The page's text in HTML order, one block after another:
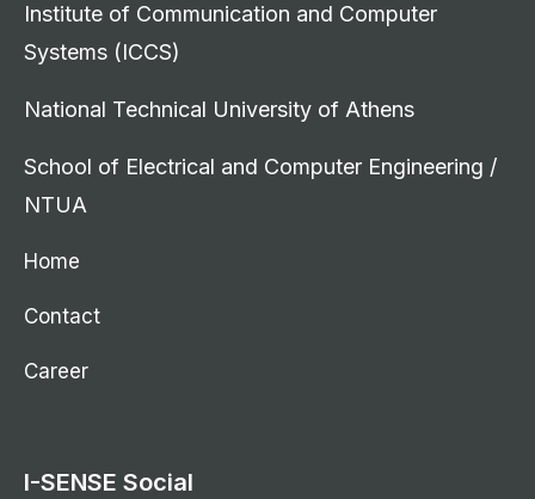
Institute of Communication and Computer
Systems (ICCS)
National Technical University of Athens
School of Electrical and Computer Engineering /
NTUA
Home
Contact
Career
I-SENSE Social